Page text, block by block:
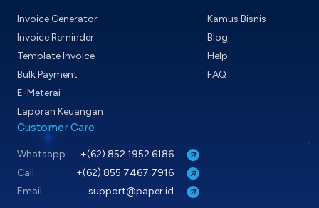
Invoice Generator
Invoice Reminder
Template Invoice
Bulk Payment
E-Meterai
Laporan Keuangan
Kamus Bisnis
Blog
Help
FAQ
Customer Care
Whatsapp
+(62) 852 1952 6186
Call
+(62) 855 7467 7916
Email
support@paper.id